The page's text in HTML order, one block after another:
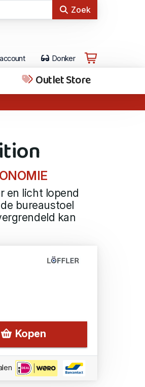
Zoek
Donker
Outlet Store
en licht lopend
bureaustoel
kan
Kopen